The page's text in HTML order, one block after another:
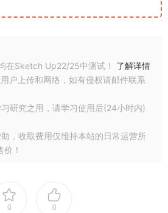
在Sketch Up22/25中测试！ 了解详情
户上传和网络，如有侵权请邮件联系
研究之用，请学习使用后(24小时内)
，收取费用仅维持本站的日常运营所
！
0 0